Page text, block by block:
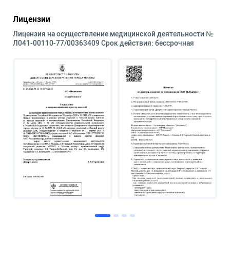
Лицензии
Лицензия на осуществление медицинской деятельности №
Л041-00110-77/00363409 Срок действия: бессрочная